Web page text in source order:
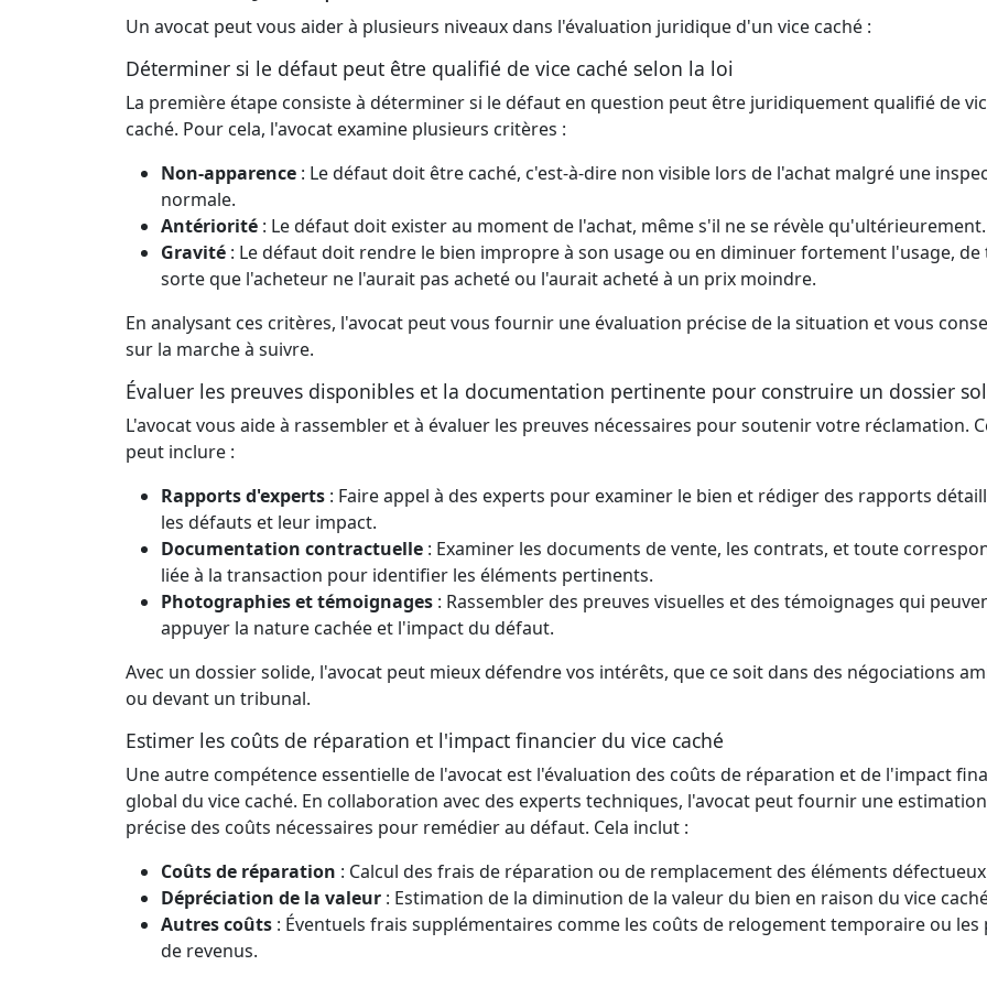
Un avocat peut vous aider à plusieurs niveaux dans l'évaluation juridique d'un vice caché :
Déterminer si le défaut peut être qualifié de vice caché selon la loi
La première étape consiste à déterminer si le défaut en question peut être juridiquement qualifié de
caché. Pour cela, l'avocat examine plusieurs critères :
Non-apparence : Le défaut doit être caché, c'est-à-dire non visible lors de l'achat malgré une
normale.
Antériorité : Le défaut doit exister au moment de l'achat, même s'il ne se révèle qu'ultérieurement.
Gravité : Le défaut doit rendre le bien impropre à son usage ou en diminuer fortement l'usage, de
sorte que l'acheteur ne l'aurait pas acheté ou l'aurait acheté à un prix moindre.
En analysant ces critères, l'avocat peut vous fournir une évaluation précise de la situation et vous
sur la marche à suivre.
Évaluer les preuves disponibles et la documentation pertinente pour construire un dossier
L'avocat vous aide à rassembler et à évaluer les preuves nécessaires pour soutenir votre réclamation.
peut inclure :
Rapports d'experts : Faire appel à des experts pour examiner le bien et rédiger des rapports
les défauts et leur impact.
Documentation contractuelle : Examiner les documents de vente, les contrats, et toute
liée à la transaction pour identifier les éléments pertinents.
Photographies et témoignages : Rassembler des preuves visuelles et des témoignages qui
appuyer la nature cachée et l'impact du défaut.
Avec un dossier solide, l'avocat peut mieux défendre vos intérêts, que ce soit dans des négociations
ou devant un tribunal.
Estimer les coûts de réparation et l'impact financier du vice caché
Une autre compétence essentielle de l'avocat est l'évaluation des coûts de réparation et de l'impact
global du vice caché. En collaboration avec des experts techniques, l'avocat peut fournir une estimation
précise des coûts nécessaires pour remédier au défaut. Cela inclut :
Coûts de réparation : Calcul des frais de réparation ou de remplacement des éléments
Dépréciation de la valeur : Estimation de la diminution de la valeur du bien en raison du vice
Autres coûts : Éventuels frais supplémentaires comme les coûts de relogement temporaire ou les
de revenus.